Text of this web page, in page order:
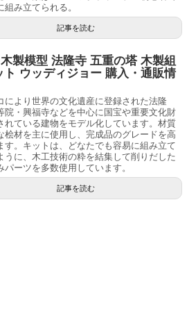
組み立てられる。
記事を読む
製模型 法隆寺 五重の塔 木製組
ト ウッディジョー 購入・通販情
により世界の文化遺産に登録された法隆
院・興福寺などを中心に国宝や重要文化財
れている建物をモデル化しています。材質
桧材を主に使用し、完成品のグレードを高
す。キットは、どなたでも容易に組み立て
うに、木工技術の粋を結集して削りだした
パーツを多数使用しています。
記事を読む